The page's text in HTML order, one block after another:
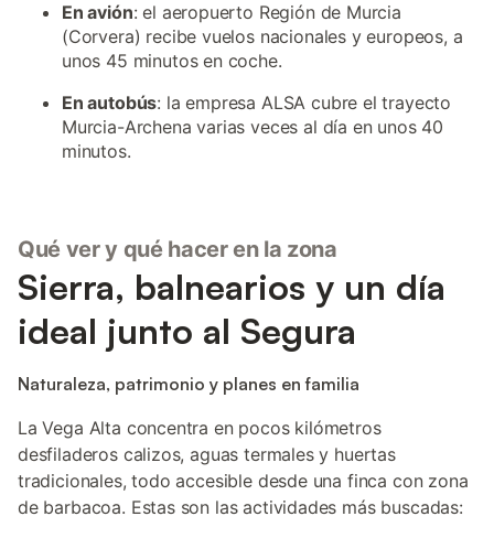
En avión: el aeropuerto Región de Murcia
(Corvera) recibe vuelos nacionales y europeos, a
unos 45 minutos en coche.
En autobús: la empresa ALSA cubre el trayecto
Murcia-Archena varias veces al día en unos 40
minutos.
Qué ver y qué hacer en la zona
Sierra, balnearios y un día
ideal junto al Segura
Naturaleza, patrimonio y planes en familia
La Vega Alta concentra en pocos kilómetros
desfiladeros calizos, aguas termales y huertas
tradicionales, todo accesible desde una finca con zona
de barbacoa. Estas son las actividades más buscadas: